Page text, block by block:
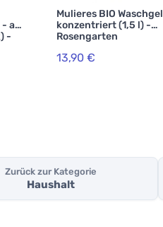
- all
-
Mulieres BIO Waschgel
konzentriert (1,5 l) -
Rosengarten
13,90 €
Zurück zur Kategorie
Haushalt